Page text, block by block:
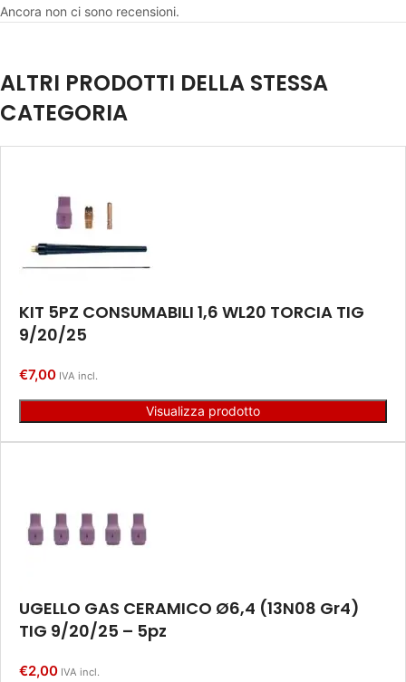
Ancora non ci sono recensioni.
ALTRI PRODOTTI DELLA STESSA
CATEGORIA
KIT 5PZ CONSUMABILI 1,6 WL20 TORCIA TIG
9/20/25
€7,00 IVA incl.
Visualizza prodotto
UGELLO GAS CERAMICO Ø6,4 (13N08 Gr4)
TIG 9/20/25 – 5pz
€2,00 IVA incl.